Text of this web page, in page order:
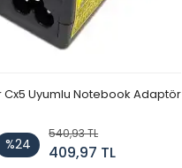
Cx5 Uyumlu Notebook Adaptör
%24
540,93 TL
409,97 TL